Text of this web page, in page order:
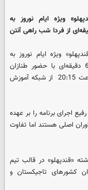
ویژه ایام نوروز به
امیر قمیشی در ۱۶ قسمت ۶۰ دقیقه‌ای از فردا شب راهی آنتن
ویژه ایام نوروز به
تهیه‌کنندگی امیر قمیشی در 16 قسمت 60 دقیقه‌ای با حضور طنازان
تاجیکستان و افغانستان از 28 اسفند ماه ساعت 20:15 از شبکه آموزش
اجرای برنامه را بر عهده
اصلی هستند اما تفاوت
«قندپهلو» در قالب تیم
کشورهای تاجیکستان و